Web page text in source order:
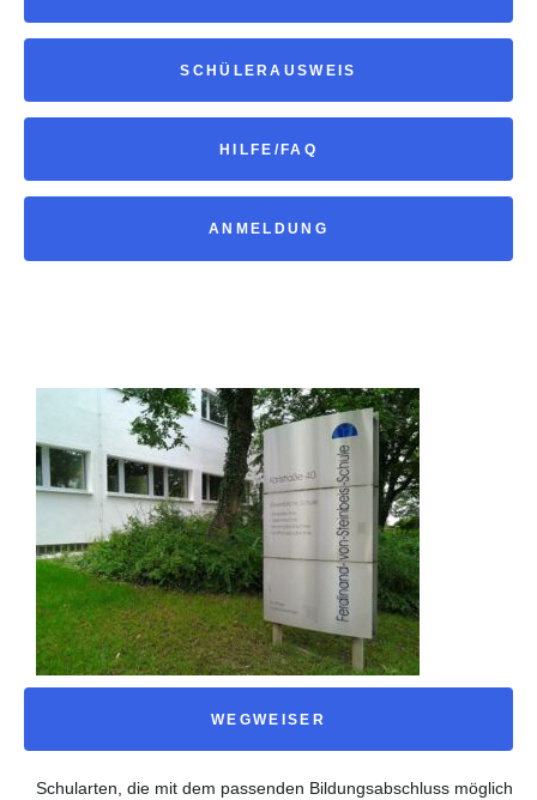
SCHÜLERAUSWEIS
HILFE/FAQ
ANMELDUNG
WEGWEISER
Schularten, die mit dem passenden Bildungsabschluss möglich